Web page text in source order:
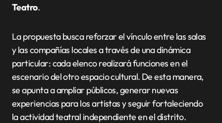
Teatro.
La propuesta busca reforzar el vínculo entre las salas
y las compañías locales a través de una dinámica
particular: cada elenco realizará funciones en el
escenario del otro espacio cultural. De esta manera,
se apunta a ampliar públicos, generar nuevas
experiencias para los artistas y seguir fortaleciendo
la actividad teatral independiente en el distrito.